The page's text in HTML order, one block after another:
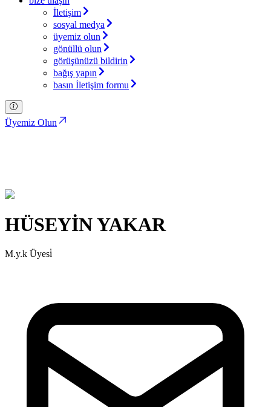
İletişim
sosyal medya
üyemiz olun
gönüllü olun
görüşünüzü bildirin
bağış yapın
basın İletişim formu
Üyemiz Olun
HÜSEYİN YAKAR
M.y.k Üyesi̇